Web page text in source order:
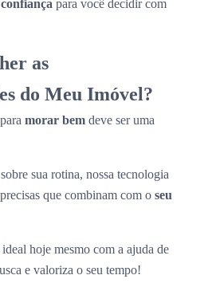
confiança para você decidir com
as
do Meu Imóvel?
morar bem deve ser uma
sua rotina, nossa tecnologia
precisas que combinam com o seu
ideal hoje mesmo com a ajuda de
e valoriza o seu tempo!